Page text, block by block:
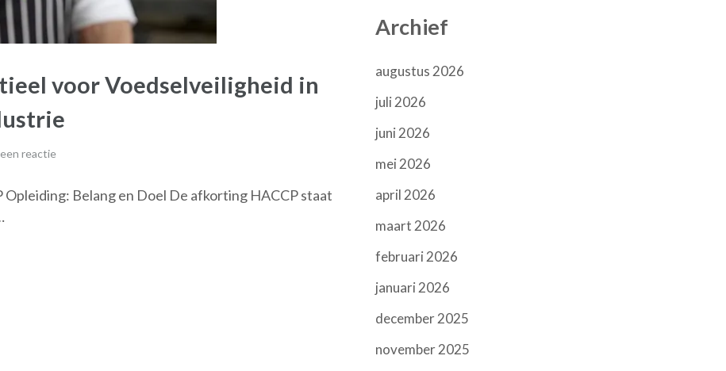
voor Voedselveiligheid in
reactie
Belang en Doel De afkorting HACCP staat
Archief
augustus 2026
juli 2026
juni 2026
mei 2026
april 2026
maart 2026
februari 2026
januari 2026
december 2025
november 2025